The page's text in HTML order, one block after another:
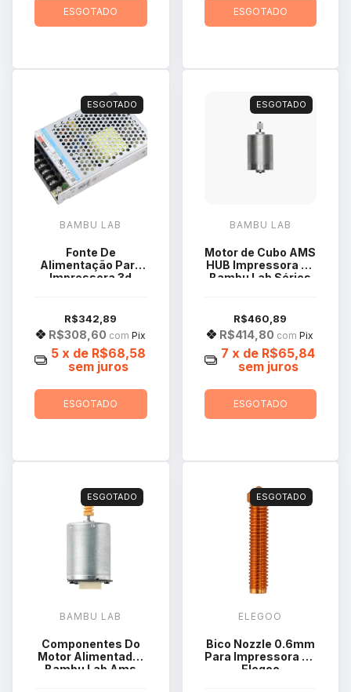
ESGOTADO ESGOTADO
ESGOTADO
BAMBU LAB
Fonte De
Alimentação Para
Impressora 3d
R$342,89
R$308,60 com Pix
5 x de R$68,58
sem juros
ESGOTADO
ESGOTADO
BAMBU LAB
Motor de Cubo AMS
HUB Impressora 3d
Bambu Lab Séries
R$460,89
R$414,80 com Pix
7 x de R$65,84
sem juros
ESGOTADO
ESGOTADO
BAMBU LAB
Componentes Do
Motor Alimentador
Bambu Lab Ams
ESGOTADO
ELEGOO
Bico Nozzle 0.6mm
Para Impressora 3d
Elegoo